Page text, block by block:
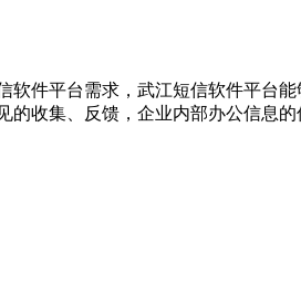
件平台需求，武江短信软件平台
收集、反馈，企业内部办公信息的